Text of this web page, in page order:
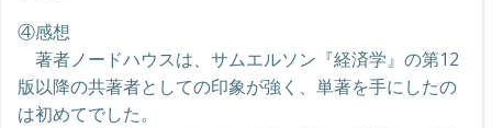
④感想
著者ノードハウスは、サムエルソン『経済学』の第12
版以降の共著者としての印象が強く、単著を手にしたの
は初めてでした。